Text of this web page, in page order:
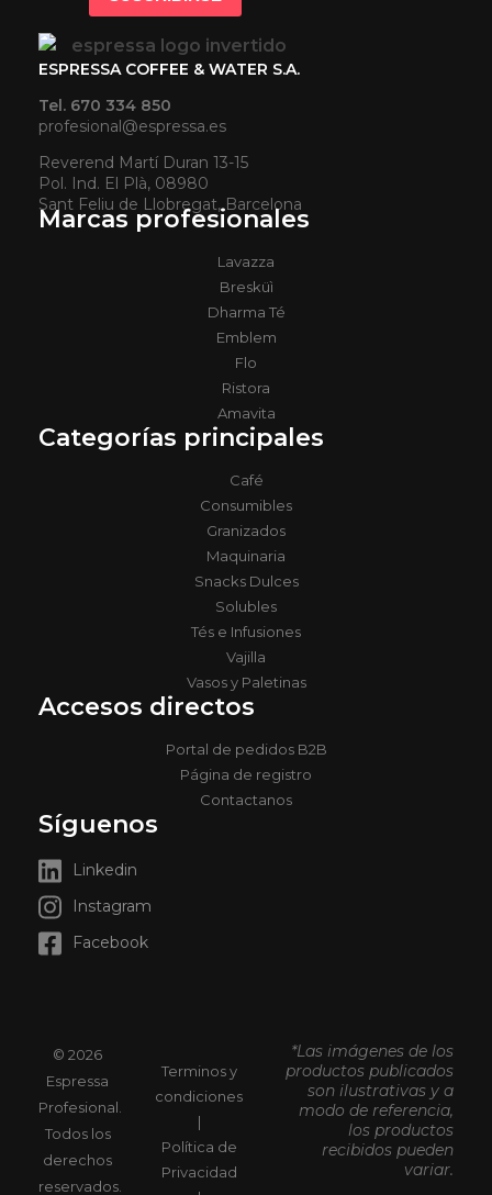
ESPRESSA COFFEE & WATER S.A.
Tel. 670 334 850
profesional@espressa.es
Reverend Martí Duran 13-15
Pol. Ind. El Plà, 08980
Sant Feliu de Llobregat, Barcelona
Marcas profesionales
Lavazza
Bresküì
Dharma Té
Emblem
Flo
Ristora
Amavita
Categorías principales
Café
Consumibles
Granizados
Maquinaria
Snacks Dulces
Solubles
Tés e Infusiones
Vajilla
Vasos y Paletinas
Accesos directos
Portal de pedidos B2B
Página de registro
Contactanos
Síguenos
Linkedin
Instagram
Facebook
© 2026
Espressa
Profesional.
Todos los
derechos
reservados.
Terminos y
condiciones
|
Política de
Privacidad
*Las imágenes de los
productos publicados
son ilustrativas y a
modo de referencia,
los productos
recibidos pueden
variar.